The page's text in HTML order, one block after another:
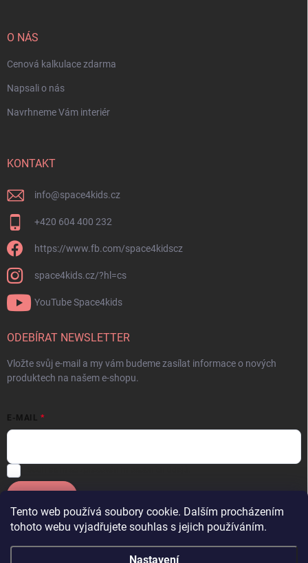
Tento web používá soubory cookie. Dalším procházením
tohoto webu vyjadřujete souhlas s jejich používáním.
Nastavení
O NÁS
Cenová kalkulace zdarma
Napsali o nás
Navrhneme Vám interiér
KONTAKT
info@space4kids.cz
+420 604 400 232
https://www.fb.com/space4kidscz
space4kids.cz/?hl=cs
YouTube Space4kids
ODEBÍRAT NEWSLETTER
Vložte svůj e-mail a my vám budeme zasílat informace o nových
produktech na našem e-shopu.
E-MAIL
Facebook OneSpace Instagram YouTube Space4kids